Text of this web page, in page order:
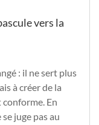
vers la
: il ne sert plus
à créer de la
En
juge pas au